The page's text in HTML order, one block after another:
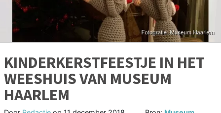
KINDERKERSTFEESTJE IN HET
WEESHUIS VAN MUSEUM
HAARLEM